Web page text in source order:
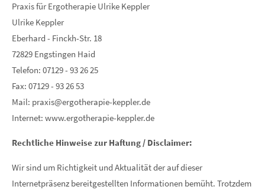
Anmelden
Register|Lost your password?
Support
24h / 365days
Praxis für Ergotherapie Ulrike Keppler
Ulrike Keppler
Eberhard - Finckh-Str. 18
72829 Engstingen Haid
Telefon: 07129 - 93 26 25
Fax: 07129 - 93 26 53
Mail: praxis@ergotherapie-keppler.de
Internet: www.ergotherapie-keppler.de
Rechtliche Hinweise zur Haftung / Disclaimer:
Wir sind um Richtigkeit und Aktualität der auf dieser
Internetpräsenz bereitgestellten Informationen bemüht. Trotzdem